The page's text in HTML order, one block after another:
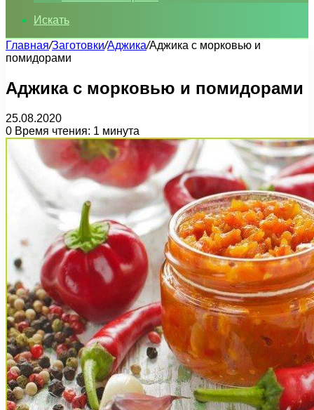
Искать
Главная/Заготовки/Аджика/Аджика с морковью и
помидорами
Аджика с морковью и помидорами
25.08.2020
0 Время чтения: 1 минута